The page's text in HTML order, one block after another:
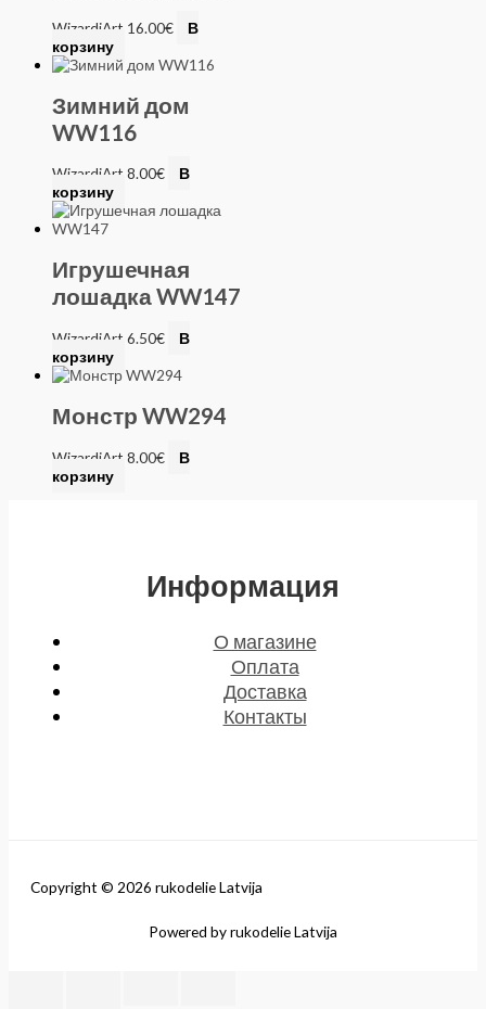
WizardiArt 16.00€
В
корзину
Зимний дом
WW116
WizardiArt 8.00€
В
корзину
Игрушечная
лошадка WW147
WizardiArt 6.50€
В
корзину
Монстр WW294
WizardiArt 8.00€
В
корзину
Информация
О магазине
Оплата
Доставка
Контакты
Copyright © 2026 rukodelie Latvija
Powered by rukodelie Latvija